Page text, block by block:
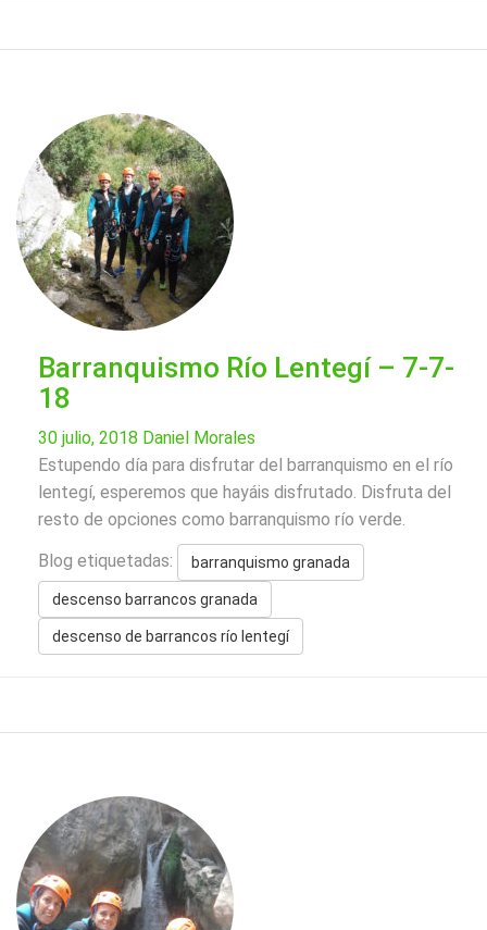
Barranquismo Río Lentegí – 7-7-
18
30 julio, 2018 Daniel Morales
Estupendo día para disfrutar del barranquismo en el río
lentegí, esperemos que hayáis disfrutado. Disfruta del
resto de opciones como barranquismo río verde.
Blog etiquetadas: barranquismo granada
descenso barrancos granada
descenso de barrancos río lentegí